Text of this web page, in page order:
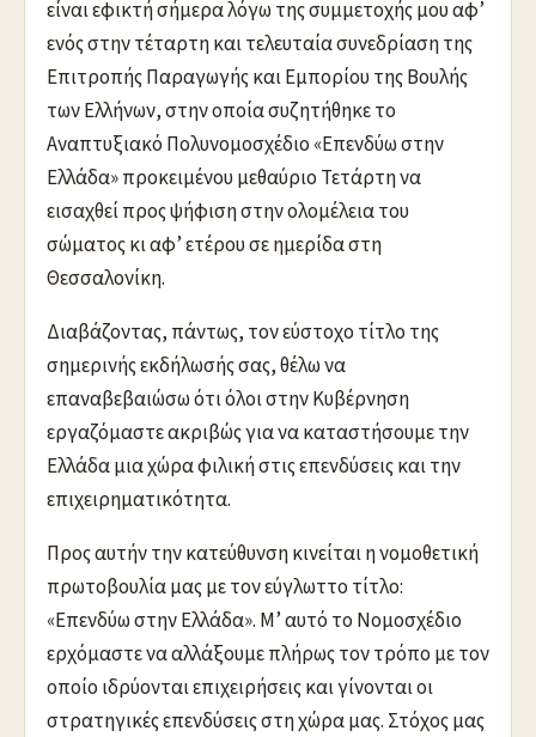
είναι εφικτή σήμερα λόγω της συμμετοχής μου αφ’
ενός στην τέταρτη και τελευταία συνεδρίαση της
Επιτροπής Παραγωγής και Εμπορίου της Βουλής
των Ελλήνων, στην οποία συζητήθηκε το
Αναπτυξιακό Πολυνομοσχέδιο «Επενδύω στην
Ελλάδα» προκειμένου μεθαύριο Τετάρτη να
εισαχθεί προς ψήφιση στην ολομέλεια του
σώματος κι αφ’ ετέρου σε ημερίδα στη
Θεσσαλονίκη.
Διαβάζοντας, πάντως, τον εύστοχο τίτλο της
σημερινής εκδήλωσής σας, θέλω να
επαναβεβαιώσω ότι όλοι στην Κυβέρνηση
εργαζόμαστε ακριβώς για να καταστήσουμε την
Ελλάδα μια χώρα φιλική στις επενδύσεις και την
επιχειρηματικότητα.
Προς αυτήν την κατεύθυνση κινείται η νομοθετική
πρωτοβουλία μας με τον εύγλωττο τίτλο:
«Επενδύω στην Ελλάδα». Μ’ αυτό το Νομοσχέδιο
ερχόμαστε να αλλάξουμε πλήρως τον τρόπο με τον
οποίο ιδρύονται επιχειρήσεις και γίνονται οι
στρατηγικές επενδύσεις στη χώρα μας. Στόχος μας